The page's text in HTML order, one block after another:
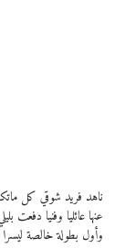
ناهد فريد شوقي كل
عنها عائليا وفنيا دفعت
وأول بطولة خالصة ليسرا